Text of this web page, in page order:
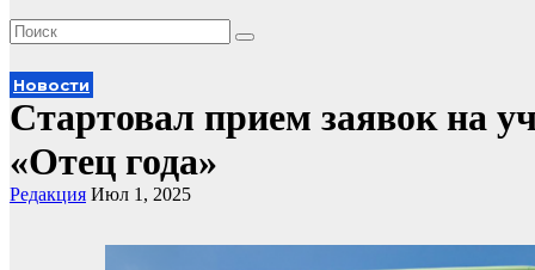
Новости
Стартовал прием заявок на
«Отец года»
Редакция Июл 1, 2025